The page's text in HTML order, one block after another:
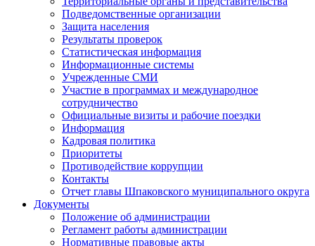
Подведомственные организации
Защита населения
Результаты проверок
Статистическая информация
Информационные системы
Учрежденные СМИ
Участие в программах и международное
сотрудничество
Официальные визиты и рабочие поездки
Информация
Кадровая политика
Приоритеты
Противодействие коррупции
Контакты
Отчет главы Шпаковского муниципального округа
Документы
Положение об администрации
Регламент работы администрации
Нормативные правовые акты